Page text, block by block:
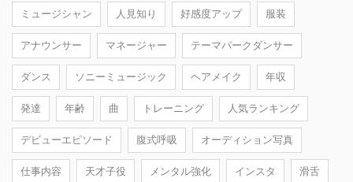
ミュージシャン 人見知り 好感度アップ 服装
アナウンサー マネージャー テーマパークダンサー
ダンス ソニーミュージック ヘアメイク 年収
発達 年齢 曲 トレーニング 人気ランキング
デビューエピソード 腹式呼吸 オーディション写真
仕事内容 天才子役 メンタル強化 インスタ 滑舌